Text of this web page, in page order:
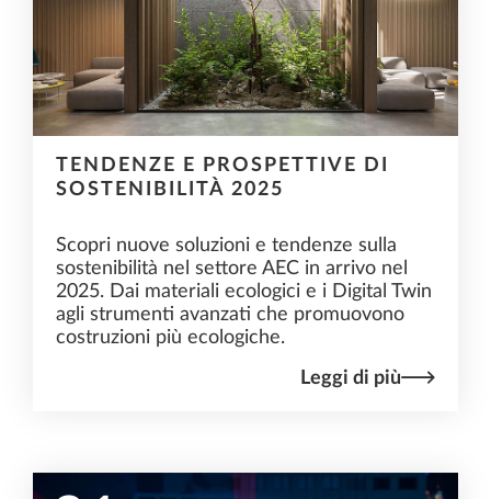
TENDENZE E PROSPETTIVE DI
SOSTENIBILITÀ 2025
Scopri nuove soluzioni e tendenze sulla
sostenibilità nel settore AEC in arrivo nel
2025. Dai materiali ecologici e i Digital Twin
agli strumenti avanzati che promuovono
costruzioni più ecologiche.
Leggi di più